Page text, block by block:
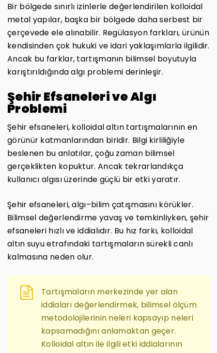
Bir bölgede sınırlı izinlerle değerlendirilen kolloidal
metal yapılar, başka bir bölgede daha serbest bir
çerçevede ele alınabilir. Regülasyon farkları, ürünün
kendisinden çok hukuki ve idari yaklaşımlarla ilgilidir.
Ancak bu farklar, tartışmanın bilimsel boyutuyla
karıştırıldığında algı problemi derinleşir.
Şehir Efsaneleri ve Algı
Problemi
Şehir efsaneleri, kolloidal altın tartışmalarının en
görünür katmanlarından biridir. Bilgi kirliliğiyle
beslenen bu anlatılar, çoğu zaman bilimsel
gerçeklikten kopuktur. Ancak tekrarlandıkça
kullanıcı algısı üzerinde güçlü bir etki yaratır.
Şehir efsaneleri, algı–bilim çatışmasını körükler.
Bilimsel değerlendirme yavaş ve temkinliyken, şehir
efsaneleri hızlı ve iddialıdır. Bu hız farkı, kolloidal
altın suyu etrafındaki tartışmaların sürekli canlı
kalmasına neden olur.
Tartışmaların merkezinde yer alan
iddiaları değerlendirmek, bilimsel ölçüm
metodolojilerinin neleri kapsayıp neleri
kapsamadığını anlamaktan geçer.
Kolloidal altın ile ilgili etki iddialarının